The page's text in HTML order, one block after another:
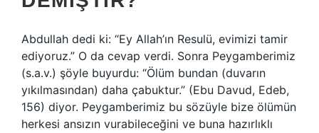
Abdullah dedi ki: “Ey Allah’ın Resulü, evimizi tamir
ediyoruz.” O da cevap verdi. Sonra Peygamberimiz
(s.a.v.) şöyle buyurdu: “Ölüm bundan (duvarın
yıkılmasından) daha çabuktur.” (Ebu Davud, Edeb,
156) diyor. Peygamberimiz bu sözüyle bize ölümün
herkesi ansızın vurabileceğini ve buna hazırlıklı